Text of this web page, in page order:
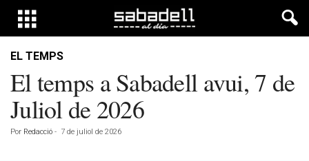
EL TEMPS
El temps a Sabadell avui, 7 de
Juliol de 2026
Por Redacció - 7 de juliol de 2026